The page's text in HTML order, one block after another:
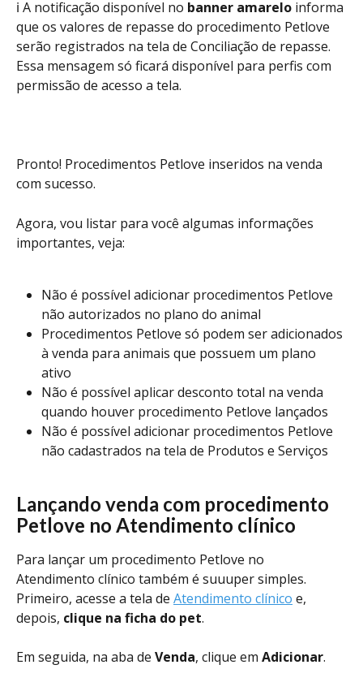
ℹ️ A notificação disponível no banner amarelo informa
que os valores de repasse do procedimento Petlove
serão registrados na tela de Conciliação de repasse.
Essa mensagem só ficará disponível para perfis com
permissão de acesso a tela.
Pronto! Procedimentos Petlove inseridos na venda
com sucesso.
Agora, vou listar para você algumas informações
importantes, veja:
Não é possível adicionar procedimentos Petlove
não autorizados no plano do animal
Procedimentos Petlove só podem ser adicionados
à venda para animais que possuem um plano
ativo
Não é possível aplicar desconto total na venda
quando houver procedimento Petlove lançados
Não é possível adicionar procedimentos Petlove
não cadastrados na tela de Produtos e Serviços
Lançando venda com procedimento
Petlove no Atendimento clínico
Para lançar um procedimento Petlove no
Atendimento clínico também é suuuper simples.
Primeiro, acesse a tela de Atendimento clínico e,
depois, clique na ficha do pet.
Em seguida, na aba de Venda, clique em Adicionar.